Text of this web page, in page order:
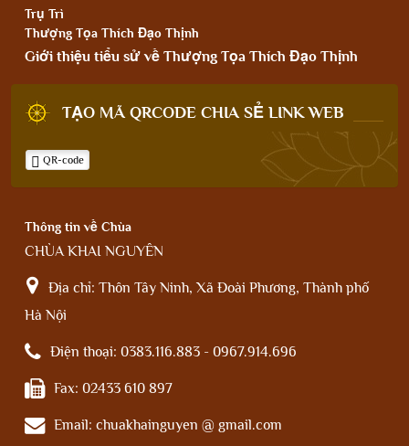
Trụ Trì
Thượng Tọa Thích Đạo Thịnh
Giới thiệu tiểu sử về Thượng Tọa Thích Đạo Thịnh
TẠO MÃ QRCODE CHIA SẺ LINK WEB
QR-code
Thông tin về Chùa
CHÙA KHAI NGUYÊN
Địa chỉ: Thôn Tây Ninh, Xã Đoài Phương, Thành phố
Hà Nội
Điện thoại: 0383.116.883 - 0967.914.696
Fax: 02433 610 897
Email: chuakhainguyen @ gmail.com